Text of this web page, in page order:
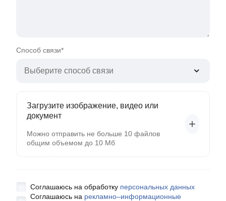
Способ связи*
Выберите способ связи
Загрузите изображение, видео или
документ
Можно отправить не больше 10 файлов
общим объемом до 10 Мб
Соглашаюсь на обработку персональных данных
Соглашаюсь на рекламно–информационные